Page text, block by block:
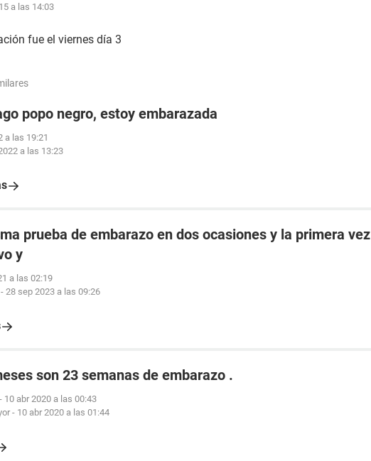
a las 14:03
fue el viernes día 3
popo negro, estoy embarazada
a las 19:21
a las 13:23
prueba de embarazo en dos ocasiones y la primera vez
y
a las 02:19
- 28 sep 2023 a las 09:26
son 23 semanas de embarazo .
- 10 abr 2020 a las 00:43
- 10 abr 2020 a las 01:44